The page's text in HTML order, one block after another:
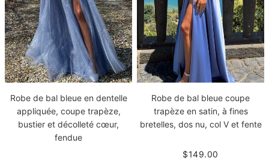
Robe de bal bleue en dentelle
appliquée, coupe trapèze,
bustier et décolleté cœur,
fendue
Robe de bal bleue coupe
trapèze en satin, à fines
bretelles, dos nu, col V et fente
$149.00